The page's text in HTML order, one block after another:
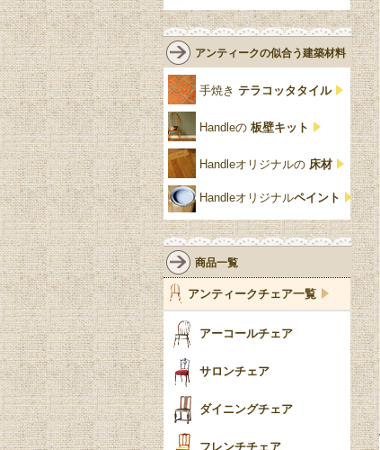
鏡台
花台
仏壇おしゃれ
靴箱収納
スリッパ収納
壁掛け家具
パーテーション・間
仕切り
ガーデンファニチャ
ロココ様式
ミッドセンチュリー
アールデコ
白・ホワイト
黒・ブラック
リネンフォールド
ルネット
アカンサス
パイクラスト
脚のモチーフ一覧
ターニングレッグ
バルボスレッグ
ボビンターニング
ツイスト
ローズウッド材
サテンウッド材
ロイドルーム
コントワールドファミー
ユ
ジェニファーテイラー
チェスターフィールド
リリパットレーン
アングルポイズ
ウォーカー＆ホール
アンティークの似合う建築材料
手焼き テラコッタタイル
Handleの 板壁キット
Handleオリジナルの 床材
Handleオリジナルペイント
商品一覧
アンティークチェア一覧
アーコールチェア
サロンチェア
ダイニングチェア
フレンチチェア